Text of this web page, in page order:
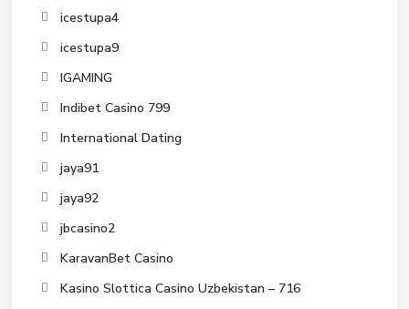
icestupa4
icestupa9
IGAMING
Indibet Casino 799
International Dating
jaya91
jaya92
jbcasino2
KaravanBet Casino
Kasino Slottica Casino Uzbekistan – 716